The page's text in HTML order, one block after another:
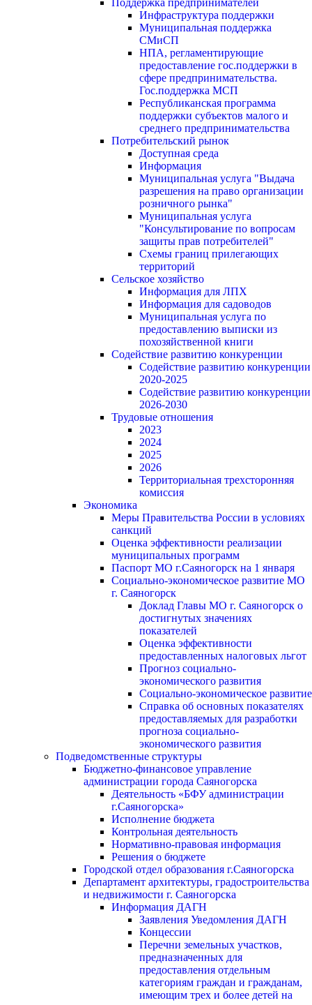
Поддержка предпринимателей
Инфраструктура поддержки
Муниципальная поддержка
СМиСП
НПА, регламентирующие
предоставление гос.поддержки в
сфере предпринимательства.
Гос.поддержка МСП
Республиканская программа
поддержки субъектов малого и
среднего предпринимательства
Потребительский рынок
Доступная среда
Информация
Муниципальная услуга "Выдача
разрешения на право организации
розничного рынка"
Муниципальная услуга
"Консультирование по вопросам
защиты прав потребителей"
Схемы границ прилегающих
территорий
Сельское хозяйство
Информация для ЛПХ
Информация для садоводов
Муниципальная услуга по
предоставлению выписки из
похозяйственной книги
Содействие развитию конкуренции
Содействие развитию конкуренции
2020-2025
Содействие развитию конкуренции
2026-2030
Трудовые отношения
2023
2024
2025
2026
Территориальная трехсторонняя
комиссия
Экономика
Меры Правительства России в условиях
санкций
Оценка эффективности реализации
муниципальных программ
Паспорт МО г.Саяногорск на 1 января
Социально-экономическое развитие МО
г. Саяногорск
Доклад Главы МО г. Саяногорск о
достигнутых значениях
показателей
Оценка эффективности
предоставленных налоговых льгот
Прогноз социально-
экономического развития
Социально-экономическое развитие
Справка об основных показателях
предоставляемых для разработки
прогноза социально-
экономического развития
Подведомственные структуры
Бюджетно-финансовое управление
администрации города Саяногорска
Деятельность «БФУ администрации
г.Саяногорска»
Исполнение бюджета
Контрольная деятельность
Нормативно-правовая информация
Решения о бюджете
Городской отдел образования г.Саяногорска
Департамент архитектуры, градостроительства
и недвижимости г. Саяногорска
Информация ДАГН
Заявления Уведомления ДАГН
Концессии
Перечни земельных участков,
предназначенных для
предоставления отдельным
категориям граждан и гражданам,
имеющим трех и более детей на